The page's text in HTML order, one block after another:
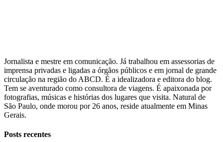
Jornalista e mestre em comunicação. Já trabalhou em assessorias de
imprensa privadas e ligadas a órgãos públicos e em jornal de grande
circulação na região do ABCD. É a idealizadora e editora do blog.
Tem se aventurado como consultora de viagens. É apaixonada por
fotografias, músicas e histórias dos lugares que visita. Natural de
São Paulo, onde morou por 26 anos, reside atualmente em Minas
Gerais.
Posts recentes